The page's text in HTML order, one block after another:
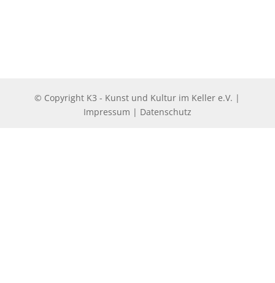
© Copyright K3 - Kunst und Kultur im Keller e.V. |
Impressum | Datenschutz